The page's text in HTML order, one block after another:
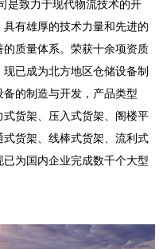
致力于现代物流技术的开
有雄厚的技术力量和先进的
质量体系。荣获十余项资质
已成为北方地区仓储设备制
的制造与开发，产品类型
货架、压入式货架、阁楼平
货架、线棒式货架、流利式
为国内企业完成数千个大型